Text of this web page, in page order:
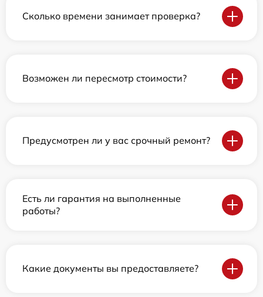
Сколько времени занимает проверка?
Возможен ли пересмотр стоимости?
Предусмотрен ли у вас срочный ремонт?
Есть ли гарантия на выполненные
работы?
Какие документы вы предоставляете?